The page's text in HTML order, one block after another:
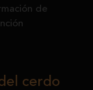
de
cerdo